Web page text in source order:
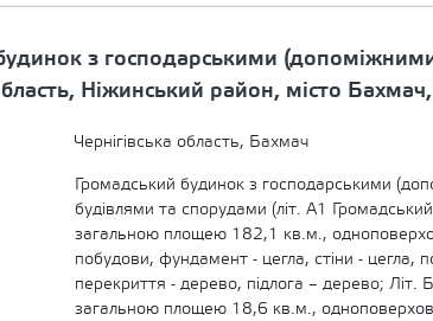
з господарськими
Ніжинський район, місто
Чернігівська область, Бахмач
Громадський будинок з господарськими
будівлями та спорудами (літ. А1
загальною площею 182,1 кв.м.,
побудови, фундамент - цегла, стіни - цегла,
перекриття - дерево, підлога – дерево; Літ.
загальною площею 18,6 кв.м.,